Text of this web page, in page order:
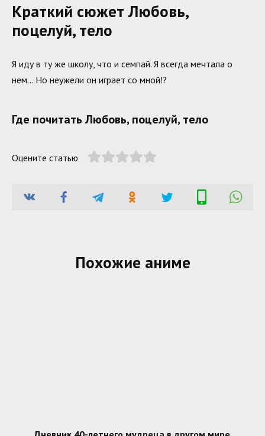
Краткий сюжет Любовь,
поцелуй, тело
Я иду в ту же школу, что и cемпай. Я всегда мечтала о
нем… Но неужели он играет со мной!?
Где почитать Любовь, поцелуй, тело
Оцените статью
Похожие аниме